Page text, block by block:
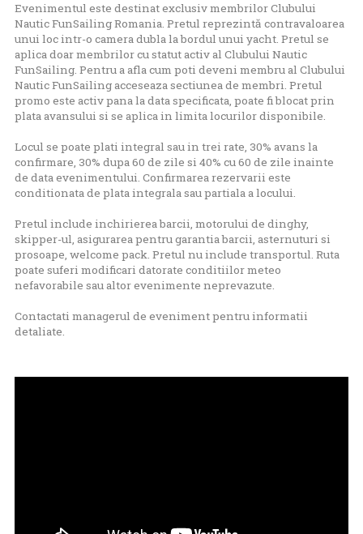
Evenimentul este destinat exclusiv membrilor Clubului
Nautic FunSailing Romania. Pretul reprezintă contravaloarea
unui loc intr-o camera dubla la bordul unui yacht. Pretul se
aplica doar membrilor cu statut activ al Clubului Nautic
FunSailing. Pentru a afla cum poti deveni membru al Clubului
Nautic FunSailing acceseazasectiunea de membri. Pretul
promo este activ pana la data specificata, poate fi blocat prin
plata avansului si se aplica in limita locurilor disponibile.
Locul se poate plati integral sau in trei rate, 30% avans la
confirmare, 30% dupa 60 de zile si 40% cu 60 de zile inainte
de data evenimentului. Confirmarea rezervarii este
conditionata de plata integrala sau partiala a locului.
Pretul include inchirierea barcii, motorului de dinghy,
skipper-ul, asigurarea pentru garantia barcii, asternuturi si
prosoape, welcome pack. Pretul nu include transportul. Ruta
poate suferi modificari datorate conditiilor meteo
nefavorabile sau altor evenimente neprevazute.
Contactati managerul de eveniment pentru informatii
detaliate.